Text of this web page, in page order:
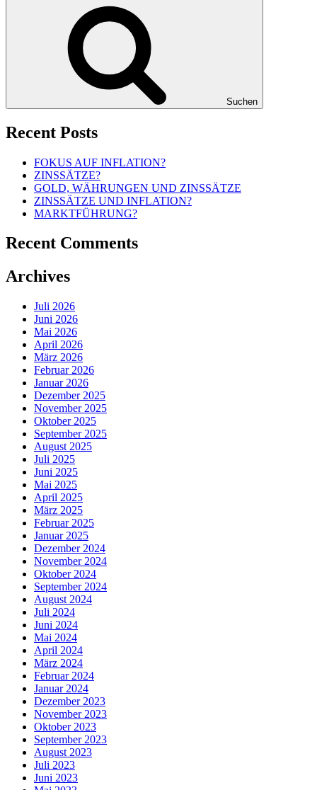
Suchen
Recent Posts
FOKUS AUF INFLATION?
ZINSSÄTZE?
GOLD, WÄHRUNGEN UND ZINSSÄTZE
ZINSSÄTZE UND INFLATION?
MARKTFÜHRUNG?
Recent Comments
Archives
Juli 2026
Juni 2026
Mai 2026
April 2026
März 2026
Februar 2026
Januar 2026
Dezember 2025
November 2025
Oktober 2025
September 2025
August 2025
Juli 2025
Juni 2025
Mai 2025
April 2025
März 2025
Februar 2025
Januar 2025
Dezember 2024
November 2024
Oktober 2024
September 2024
August 2024
Juli 2024
Juni 2024
Mai 2024
April 2024
März 2024
Februar 2024
Januar 2024
Dezember 2023
November 2023
Oktober 2023
September 2023
August 2023
Juli 2023
Juni 2023